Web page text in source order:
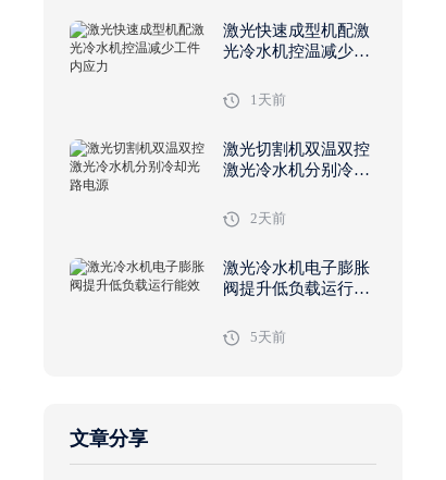
激光快速成型机配激
光冷水机控温减少工
1天前
激光切割机双温双控
激光冷水机分别冷却
2天前
激光冷水机电子膨胀
阀提升低负载运行能
5天前
文章分享